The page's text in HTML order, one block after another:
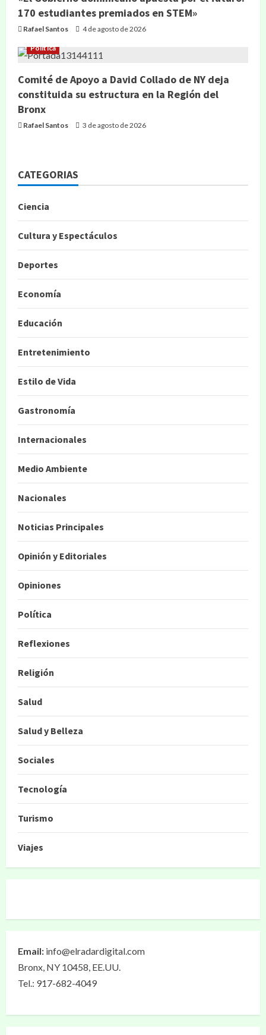
170 estudiantes premiados en STEM»
Rafael Santos 4 de agosto de 2026
Política
Comité de Apoyo a David Collado de NY deja
constituida su estructura en la Región del
Bronx
Rafael Santos 3 de agosto de 2026
CATEGORIAS
Ciencia
Cultura y Espectáculos
Deportes
Economía
Educación
Entretenimiento
Estilo de Vida
Gastronomía
Internacionales
Medio Ambiente
Nacionales
Noticias Principales
Opinión y Editoriales
Opiniones
Política
Reflexiones
Religión
Salud
Salud y Belleza
Sociales
Tecnología
Turismo
Viajes
Email: info@elradardigital.com
Bronx, NY 10458, EE.UU.
Tel.: 917-682-4049